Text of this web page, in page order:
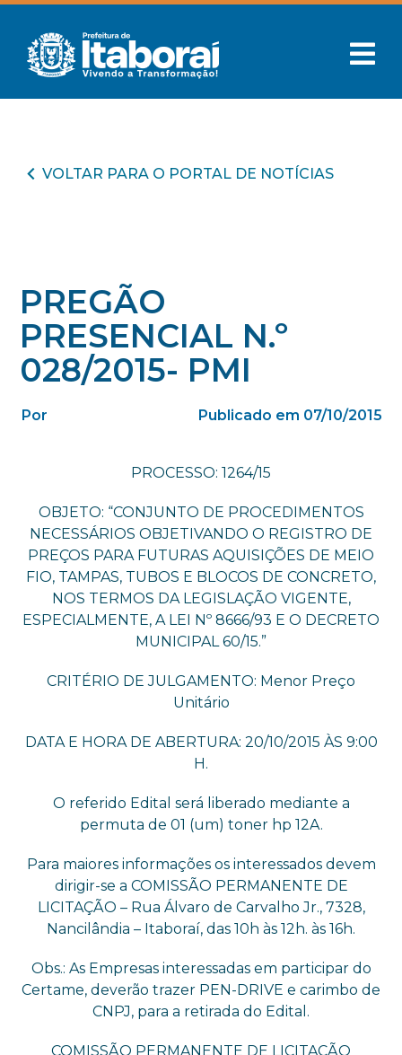
VOLTAR PARA O PORTAL DE NOTÍCIAS
PREGÃO
PRESENCIAL N.º
028/2015- PMI
Por Publicado em 07/10/2015
PROCESSO: 1264/15
OBJETO: “CONJUNTO DE PROCEDIMENTOS
NECESSÁRIOS OBJETIVANDO O REGISTRO DE
PREÇOS PARA FUTURAS AQUISIÇÕES DE MEIO
FIO, TAMPAS, TUBOS E BLOCOS DE CONCRETO,
NOS TERMOS DA LEGISLAÇÃO VIGENTE,
ESPECIALMENTE, A LEI Nº 8666/93 E O DECRETO
MUNICIPAL 60/15.”
CRITÉRIO DE JULGAMENTO: Menor Preço
Unitário
DATA E HORA DE ABERTURA: 20/10/2015 ÀS 9:00
H.
O referido Edital será liberado mediante a
permuta de 01 (um) toner hp 12A.
Para maiores informações os interessados devem
dirigir-se a COMISSÃO PERMANENTE DE
LICITAÇÃO – Rua Álvaro de Carvalho Jr., 7328,
Nancilândia – Itaboraí, das 10h às 12h. às 16h.
Obs.: As Empresas interessadas em participar do
Certame, deverão trazer PEN-DRIVE e carimbo de
CNPJ, para a retirada do Edital.
COMISSÃO PERMANENTE DE LICITAÇÃO